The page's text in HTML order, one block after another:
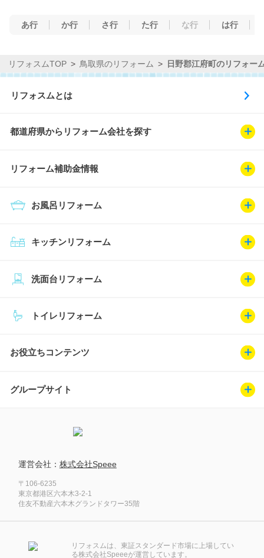
あ行 か行 さ行 た行 な行 は行
リフォスムTOP 鳥取県のリフォーム 日野郡江府町のリフォー
リフォスムとは
都道府県からリフォーム会社を探す
リフォーム補助金情報
キッチンリフォーム
お風呂リフォーム
トイレリフォーム
洗面台リフォーム
お役立ちコンテンツ
グループサイト
運営会社： 株式会社Speee
〒106-6235
東京都港区六本木3-2-1
住友不動産六本木グランドタワー35階
リフォスムは、東証スタンダード市場に上場してい
る株式会社Speeeが運営しています。